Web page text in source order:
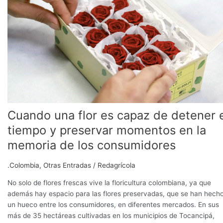
Cuando una flor es capaz de detener
tiempo y preservar momentos en la
memoria de los consumidores
.Colombia, Otras Entradas / Redagrícola
No solo de flores frescas vive la floricultura colombiana, ya que
además hay espacio para las flores preservadas, que se han
un hueco entre los consumidores, en diferentes mercados. En sus
más de 35 hectáreas cultivadas en los municipios de Tocancipá,
flor
es
capaz
de
detener
momentos
en
la
memoria
de
consumidores